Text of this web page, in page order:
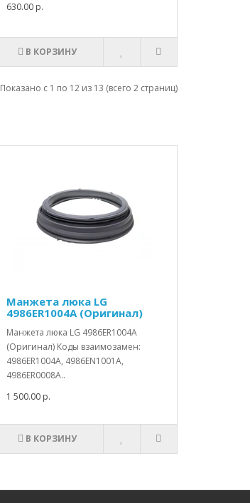
630.00 р.
В КОРЗИНУ
Показано с 1 по 12 из 13 (всего 2 страниц)
Манжета люка LG
4986ER1004A (Оригинал)
Манжета люка LG 4986ER1004A
(Оригинал) Коды взаимозамен:
4986ER1004A, 4986EN1001A,
4986ER0008A..
1 500.00 р.
В КОРЗИНУ